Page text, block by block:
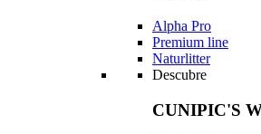
Alpha Pro
Premium line
Naturlitter
Descubre
CUNIPIC'S